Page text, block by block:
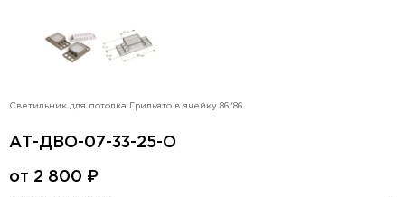
Светильник для потолка Грильято в ячейку 86*86
АТ-ДВО-07-33-25-О
от 2 800 ₽